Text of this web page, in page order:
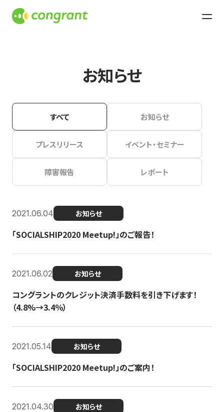
お知らせ
すべて お知らせ
プレスリリース イベント・セミナー
障害報告 レポート
2021.06.04 お知らせ
「SOCIALSHIP2020 Meetup!」のご報告！
2021.06.02 お知らせ
コングラントのクレジット決済手数料を引き下げます！
（4.8%→3.4％）
2021.05.14 お知らせ
「SOCIALSHIP2020 Meetup!」のご案内！
2021.04.30 お知らせ